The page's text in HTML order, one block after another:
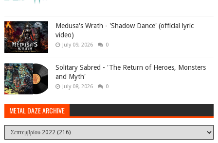
Medusa's Wrath - 'Shadow Dance' (official lyric
video)
July 09, 2026 0
Solitary Sabred - 'The Return of Heroes, Monsters
and Myth'
July 08, 2026 0
METAL DAZE ARCHIVE